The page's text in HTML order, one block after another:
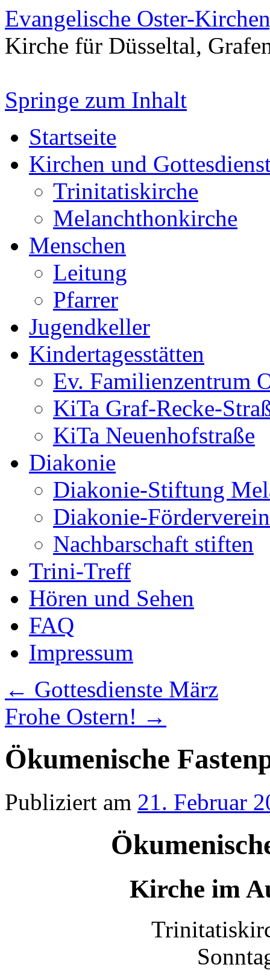
Evangelische Oster-
Kirche für Düsseltal,
Springe zum Inhalt
Startseite
Kirchen und
Trinitatiskirche
Melanchthonkirche
Menschen
Leitung
Pfarrer
Jugendkeller
Kindertagesstätten
Ev. Familienzentrum
KiTa Graf-Recke-
KiTa Neuenhofstraße
Diakonie
Diakonie-Stiftung
Diakonie-
Nachbarschaft stiften
Trini-Treff
Hören und Sehen
FAQ
Impressum
← Gottesdienste März
Frohe Ostern! →
Ökumenische
Publiziert am 21. Februar
Kirche im